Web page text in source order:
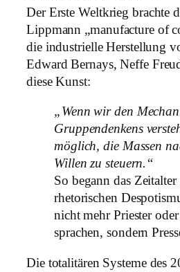
Der Erste Weltkrieg brachte
Lippmann „manufacture of
die industrielle Herstellung
Edward Bernays, Neffe
diese Kunst:
„Wenn wir den
Gruppendenkens
möglich, die Massen
Willen zu steuern.“
So begann das Zeitalter
rhetorischen
nicht mehr Priester
sprachen, sondern
Die totalitären Systeme des